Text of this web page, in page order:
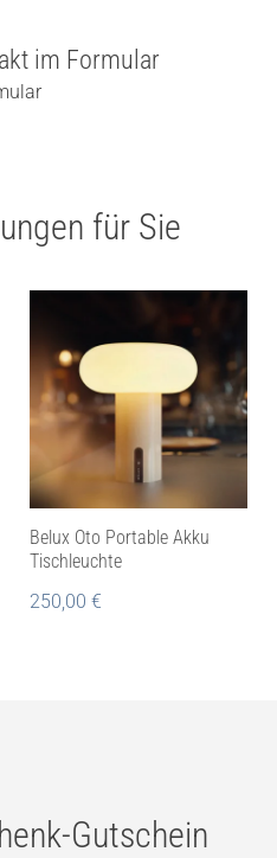
im Formular
für Sie
Belux Oto Portable Akku
Tischleuchte
250,00 €
Gutschein